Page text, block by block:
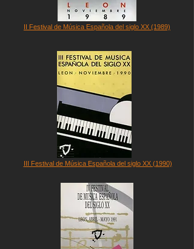
II Festival de Música Española del siglo XX (1989)
III Festival de Música Española del siglo XX (1990)